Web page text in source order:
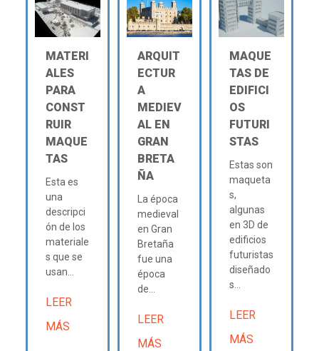
MATERI
ALES
PARA
CONST
RUIR
MAQUE
TAS
Esta es
una
descripci
ón de los
materiale
s que se
usan...
LEER
MÁS
ARQUIT
ECTUR
A
MEDIEV
AL EN
GRAN
BRETA
ÑA
La época
medieval
en Gran
Bretaña
fue una
época
de...
LEER
MÁS
MAQUE
TAS DE
EDIFICI
OS
FUTURI
STAS
Estas son
maqueta
s,
algunas
en 3D de
edificios
futuristas
diseñado
s...
LEER
MÁS